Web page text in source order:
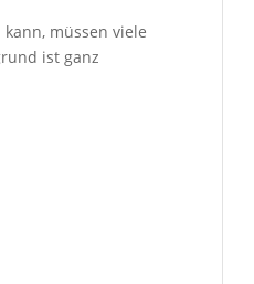
müssen viele
ist ganz